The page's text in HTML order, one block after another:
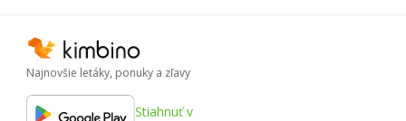
Najnovšie letáky, ponuky a zľavy
Stiahnuť v